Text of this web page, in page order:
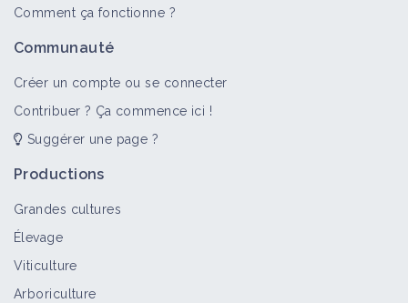
Comment ça fonctionne ?
Communauté
Créer un compte ou se connecter
Contribuer ? Ça commence ici !
Suggérer une page ?
Productions
Grandes cultures
Élevage
Viticulture
Arboriculture